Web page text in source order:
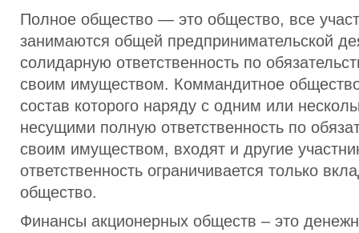
Полное общество — это общество, все
занимаются общей предпринимательской
солидарную ответственность по
своим имуществом. Коммандитное
состав которого наряду с одним или
несущими полную ответственность по
своим имуществом, входят и другие
ответственность ограничивается только
общество.
Финансы акционерных обществ – это